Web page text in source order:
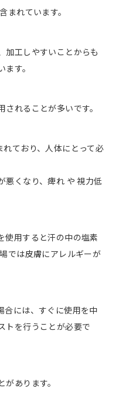
まれています。
加工しやすいことからも
す。
れることが多いです。
ており、人体にとって必
悪くなり、痺れ や 視力低
使用すると汗の中の塩素
では皮膚にアレルギーが
合には、すぐに使用を中
トを行うことが必要で
あります。